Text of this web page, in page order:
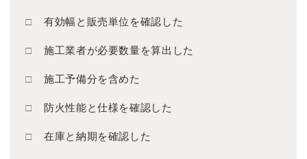
有効幅と販売単位を確認した
施工業者が必要数量を算出した
施工予備分を含めた
防火性能と仕様を確認した
在庫と納期を確認した